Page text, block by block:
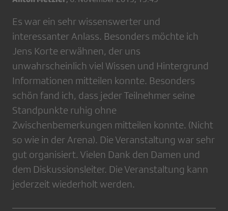
Es war ein sehr wissenswerter und
interessanter Anlass. Besonders möchte ich
Jens Korte erwähnen, der uns
unwahrscheinlich viel Wissen und Hintergrund
Informationen mitteilen konnte. Besonders
schön fand ich, dass jeder Teilnehmer seine
Standpunkte ruhig ohne
Zwischenbemerkungen mitteilen konnte. (Nicht
so wie in der Arena). Die Veranstaltung war sehr
gut organisiert. Vielen Dank den Damen und
dem Diskussionsleiter. Die Veranstaltung kann
jederzeit wiederholt werden.